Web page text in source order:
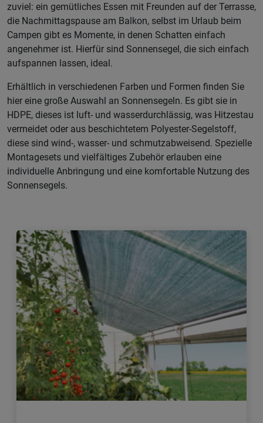
zuviel: ein gemütliches Essen mit Freunden auf der Terrasse,
die Nachmittagspause am Balkon, selbst im Urlaub beim
Campen gibt es Momente, in denen Schatten einfach
angenehmer ist. Hierfür sind Sonnensegel, die sich einfach
aufspannen lassen, ideal.
Erhältlich in verschiedenen Farben und Formen finden Sie
hier eine große Auswahl an Sonnensegeln. Es gibt sie in
HDPE, dieses ist luft- und wasserdurchlässig, was Hitzestau
vermeidet oder aus beschichtetem Polyester-Segelstoff,
diese sind wind-, wasser- und schmutzabweisend. Spezielle
Montagesets und vielfältiges Zubehör erlauben eine
individuelle Anbringung und eine komfortable Nutzung des
Sonnensegels.
Zurück Weiter